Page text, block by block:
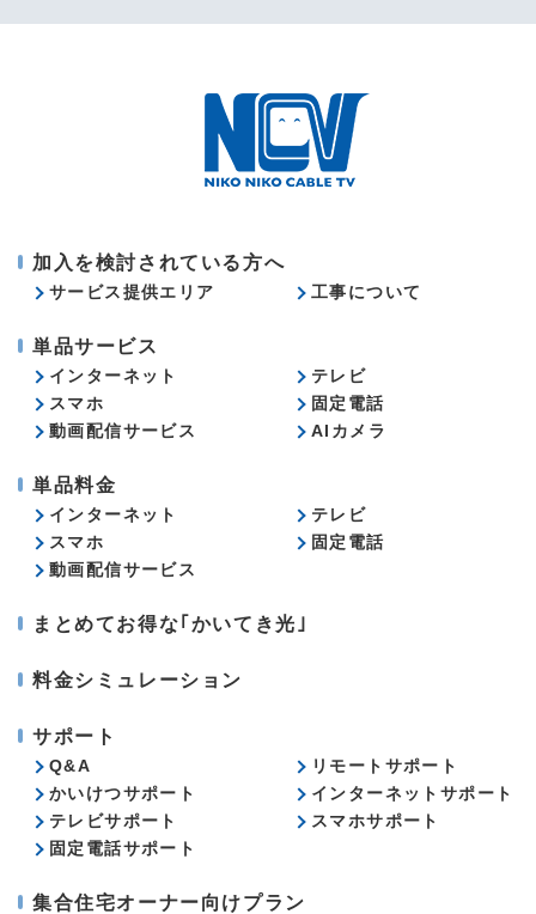
加入を検討されている方へ
サービス提供エリア 工事について
単品サービス
インターネット
テレビ
スマホ
固定電話
動画配信サービス
AIカメラ
単品料金
インターネット
テレビ
スマホ
固定電話
動画配信サービス
まとめてお得な｢かいてき光｣
料金シミュレーション
サポート
Q&A
リモートサポート
かいけつサポート
インターネットサポート
テレビサポート
スマホサポート
固定電話サポート
集合住宅オーナー向けプラン